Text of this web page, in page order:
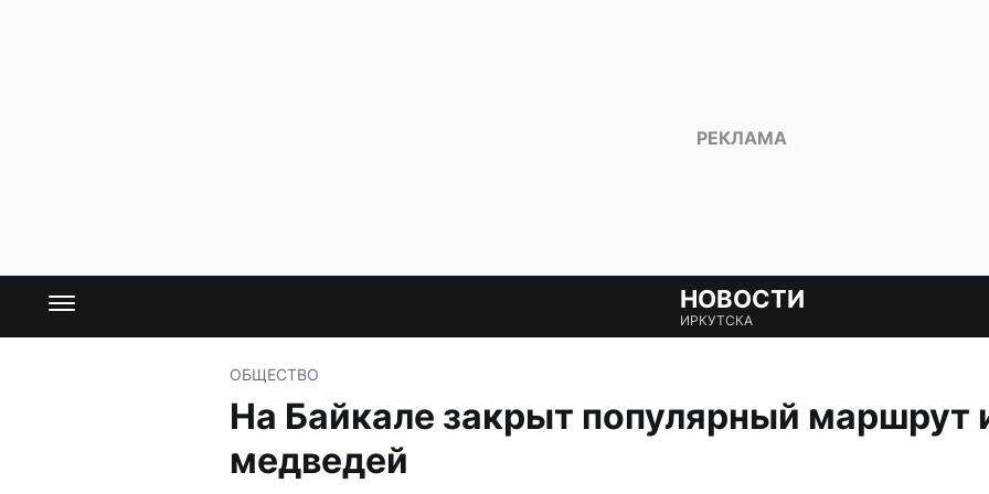
НОВОСТИ
ИРКУТСКА
ОБЩЕСТВО
На Байкале закрыт популярный маршрут
медведей